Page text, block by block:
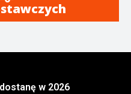
w 2026